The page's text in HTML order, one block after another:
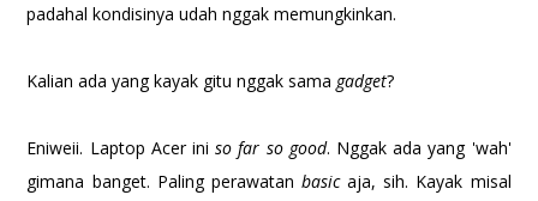
padahal kondisinya udah nggak memungkinkan.
Kalian ada yang kayak gitu nggak sama gadget?
Eniweii. Laptop Acer iniso far so good. Nggak ada yang 'wah'
gimana banget. Paling perawatan basicaja, sih. Kayak misal